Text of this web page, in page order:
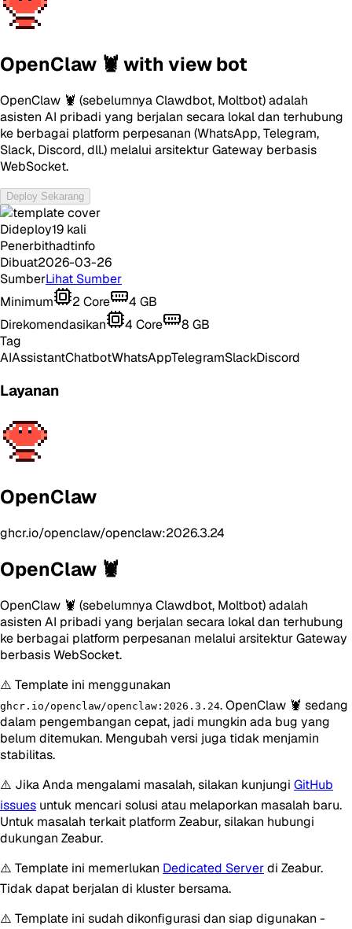
OpenClaw 🦞 with view bot
OpenClaw 🦞 (sebelumnya Clawdbot, Moltbot) adalah
asisten AI pribadi yang berjalan secara lokal dan terhubung
ke berbagai platform perpesanan (WhatsApp, Telegram,
Slack, Discord, dll.) melalui arsitektur Gateway berbasis
WebSocket.
Deploy Sekarang
Dideploy19 kali
Penerbithadtinfo
Dibuat2026-03-26
SumberLihat Sumber
Minimum
2 Core 4 GB
Direkomendasikan
4 Core 8 GB
Tag
AIAssistantChatbotWhatsAppTelegramSlackDiscord
Layanan
OpenClaw
ghcr.io/openclaw/openclaw:2026.3.24
OpenClaw 🦞
OpenClaw 🦞 (sebelumnya Clawdbot, Moltbot) adalah
asisten AI pribadi yang berjalan secara lokal dan terhubung
ke berbagai platform perpesanan melalui arsitektur Gateway
berbasis WebSocket.
⚠️ Template ini menggunakan
ghcr.io/openclaw/openclaw:2026.3.24. OpenClaw 🦞 sedang
dalam pengembangan cepat, jadi mungkin ada bug yang
belum ditemukan. Mengubah versi juga tidak menjamin
stabilitas.
⚠️ Jika Anda mengalami masalah, silakan kunjungi GitHub
issues untuk mencari solusi atau melaporkan masalah baru.
Untuk masalah terkait platform Zeabur, silakan hubungi
dukungan Zeabur.
⚠️ Template ini memerlukan Dedicated Serverdi Zeabur.
Tidak dapat berjalan di kluster bersama.
⚠️ Template ini sudah dikonfigurasi dan siap digunakan -